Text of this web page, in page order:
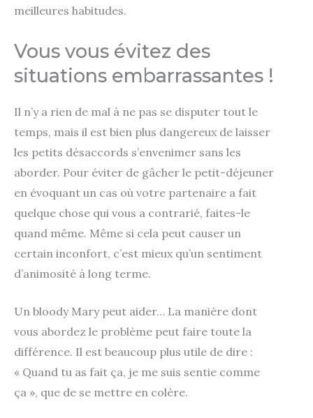
meilleures habitudes.
Vous vous évitez des
situations embarrassantes !
Il n’y a rien de mal à ne pas se disputer tout le
temps, mais il est bien plus dangereux de laisser
les petits désaccords s’envenimer sans les
aborder. Pour éviter de gâcher le petit-déjeuner
en évoquant un cas où votre partenaire a fait
quelque chose qui vous a contrarié, faites-le
quand même. Même si cela peut causer un
certain inconfort, c’est mieux qu’un sentiment
d’animosité à long terme.
Un bloody Mary peut aider… La manière dont
vous abordez le problème peut faire toute la
différence. Il est beaucoup plus utile de dire :
« Quand tu as fait ça, je me suis sentie comme
ça », que de se mettre en colère.